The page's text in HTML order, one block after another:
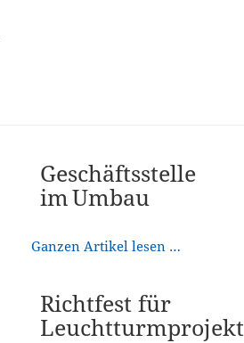
Geschäftsstelle
im Umbau
Ganzen Artikel lesen …
Richtfest für
Leuchtturmprojekt